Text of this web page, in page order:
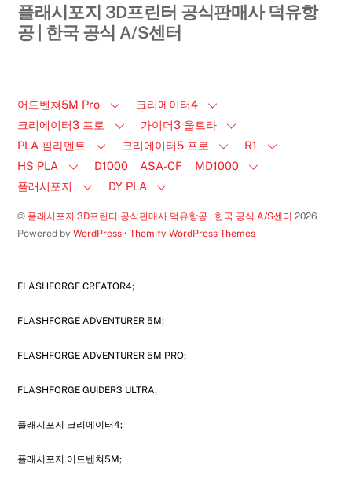
플래시포지 3D프린터 공식판매사 덕유항
공 | 한국 공식 A/S센터
어드벤쳐5M Pro
크리에이터4
크리에이터3 프로
가이더3 울트라
PLA 필라멘트
크리에이터5 프로
R1
HS PLA
D1000 ASA-CF
MD1000
플래시포지
DY PLA
© 플래시포지 3D프린터 공식판매사 덕유항공 | 한국 공식 A/S센터 2026
Powered byWordPress •Themify WordPress Themes
FLASHFORGE CREATOR4;
FLASHFORGE ADVENTURER 5M;
FLASHFORGE ADVENTURER 5M PRO;
FLASHFORGE GUIDER3 ULTRA;
플래시포지 크리에이터4;
플래시포지 어드벤쳐5M;